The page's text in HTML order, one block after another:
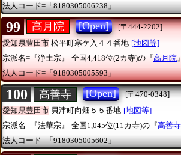
法人コード=「8180305006238」
99 高月院 [Open]
[〒444-2202]
愛知県豊田市 松平町寒ケ入４４番地 [地図等]
宗派名=『浄土宗』
全国4,418位(2カ寺)の『高月院
法人コード=「9180305005593」
100 高善寺 [Open]
[〒470-0348]
愛知県豊田市 貝津町向畑５５番地 [地図等]
宗派名=『法華宗』
全国1,045位(11カ寺)の『高善寺
法人コード=「9180305005602」